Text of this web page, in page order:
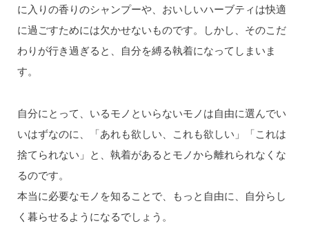
に入りの香りのシャンプーや、おいしいハーブティは快適
に過ごすためには欠かせないものです。しかし、そのこだ
わりが行き過ぎると、自分を縛る執着になってしまいま
す。
自分にとって、いるモノといらないモノは自由に選んでい
いはずなのに、「あれも欲しい、これも欲しい」「これは
捨てられない」と、執着があるとモノから離れられなくな
るのです。
本当に必要なモノを知ることで、もっと自由に、自分らし
く暮らせるようになるでしょう。